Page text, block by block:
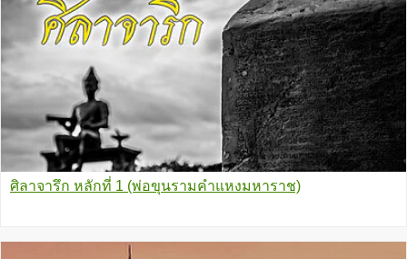
ศิลาจารึก หลักที่ 1 (พ่อขุนรามคำแหงมหาราช)